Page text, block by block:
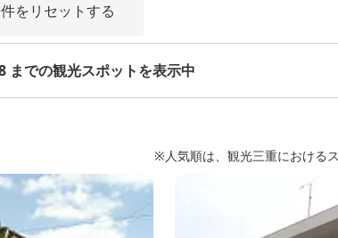
をリセットする
までの観光スポットを表示中
※人気順は、観光三重における